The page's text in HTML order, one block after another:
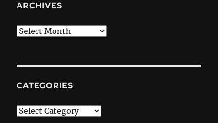
ARCHIVES
Archives
CATEGORIES
Categories